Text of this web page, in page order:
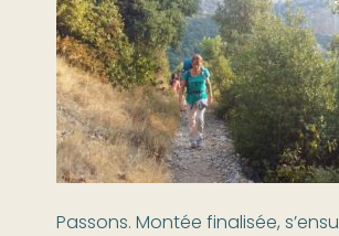
Passons. Montée finalisée,